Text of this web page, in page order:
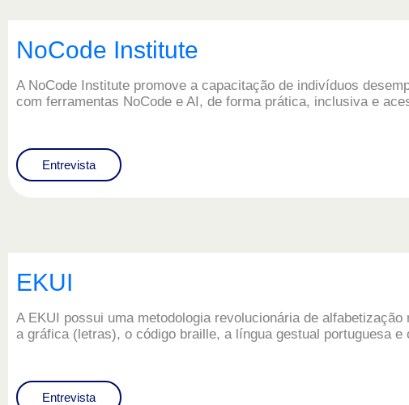
NoCode Institute
A NoCode Institute promove a capacitação de indivíduos
com ferramentas NoCode e AI, de forma prática, inclusiva e
Entrevista
EKUI
A EKUI possui uma metodologia revolucionária de
a gráfica (letras), o código braille, a língua gestual portuguesa
Entrevista